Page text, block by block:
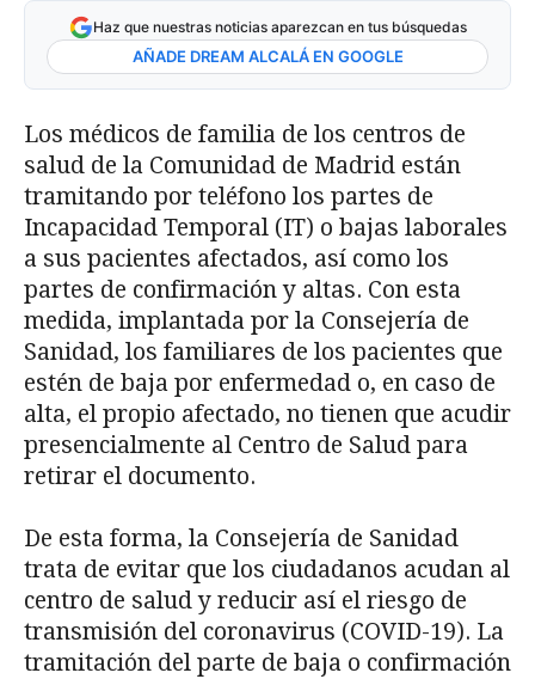
Haz que nuestras noticias aparezcan en tus búsquedas
AÑADE DREAM ALCALÁ EN GOOGLE
Los médicos de familia de los centros de
salud de la Comunidad de Madrid están
tramitando por teléfono los partes de
Incapacidad Temporal (IT) o bajas laborales
a sus pacientes afectados, así como los
partes de confirmación y altas. Con esta
medida, implantada por la Consejería de
Sanidad, los familiares de los pacientes que
estén de baja por enfermedad o, en caso de
alta, el propio afectado, no tienen que acudir
presencialmente al Centro de Salud para
retirar el documento.
De esta forma, la Consejería de Sanidad
trata de evitar que los ciudadanos acudan al
centro de salud y reducir así el riesgo de
transmisión del coronavirus (COVID-19). La
tramitación del parte de baja o confirmación